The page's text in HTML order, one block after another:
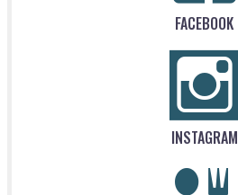
FACEBOOK
INSTAGRAM